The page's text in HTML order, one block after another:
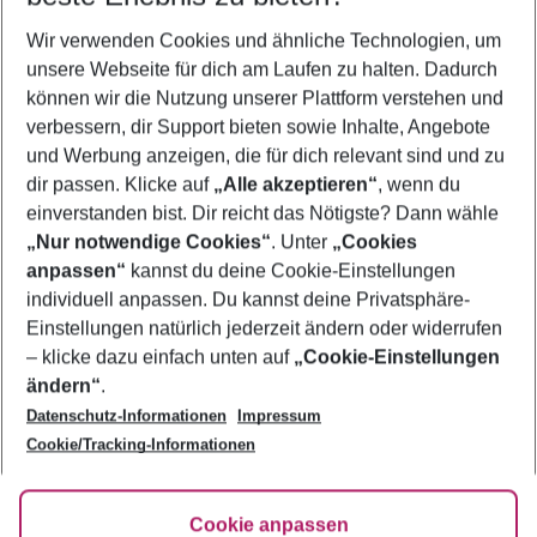
2 Erwachsene Keine Kinder
Mehr Filter anzeigen
Footer
Footer navigation
Über uns
AGB
Bestpreisgarantie
Cookie-Einstellungen ändern
Cookie-Richtlinie
Agenturbetreuung
Barrierefreies Reisen
FAQ
HanseMerkur Reiseversicherung
Folge uns
Wir verwenden Cookies und ähnliche Technologien, um
unsere Webseite für dich am Laufen zu halten. Dadurch
können wir die Nutzung unserer Plattform verstehen und
verbessern, dir Support bieten sowie Inhalte, Angebote
und Werbung anzeigen, die für dich relevant sind und zu
dir passen. Klicke auf „Alle akzeptieren“, wenn du
einverstanden bist. Dir reicht das Nötigste? Dann wähle
„Nur notwendige Cookies“. Unter „Cookies
anpassen“ kannst du deine Cookie-Einstellungen
individuell anpassen. Du kannst deine Privatsphäre-
Einstellungen natürlich jederzeit ändern oder widerrufen
– klicke dazu einfach unten auf „Cookie-Einstellungen
ändern“.
Datenschutz-Informationen
Impressum
Cookie/Tracking-Informationen
Cookie anpassen